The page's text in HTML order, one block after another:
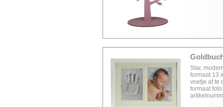
Star,
formaat 13
voetje af te
formaat